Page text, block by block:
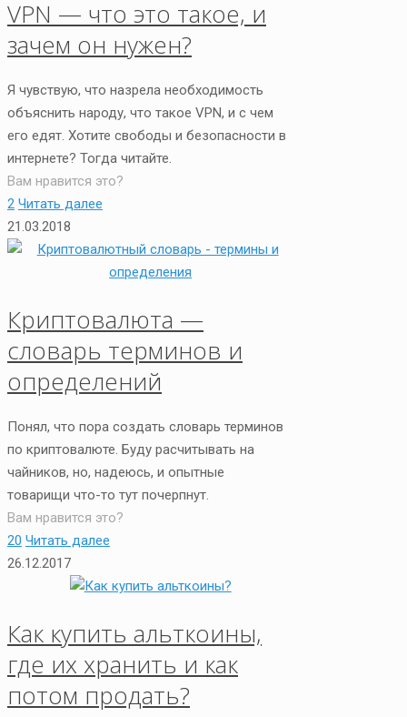
VPN — что это такое, и
зачем он нужен?
Я чувствую, что назрела необходимость
объяснить народу, что такое VPN, и с чем
его едят. Хотите свободы и безопасности в
интернете? Тогда читайте.
Вам нравится это?
2 Читать далее
21.03.2018
Криптовалюта —
словарь терминов и
определений
Понял, что пора создать словарь терминов
по криптовалюте. Буду расчитывать на
чайников, но, надеюсь, и опытные
товарищи что-то тут почерпнут.
Вам нравится это?
20 Читать далее
26.12.2017
Как купить альткоины,
где их хранить и как
потом продать?